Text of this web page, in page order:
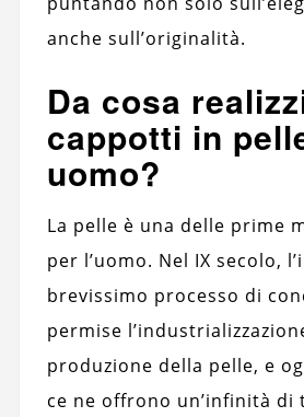
anche sull’originalità.
Da cosa
cappotti in
uomo?
La pelle è una delle prime
per l’uomo. Nel IX secolo,
brevissimo processo di
permise
produzione della pelle, e
ce ne offrono un’infinità di